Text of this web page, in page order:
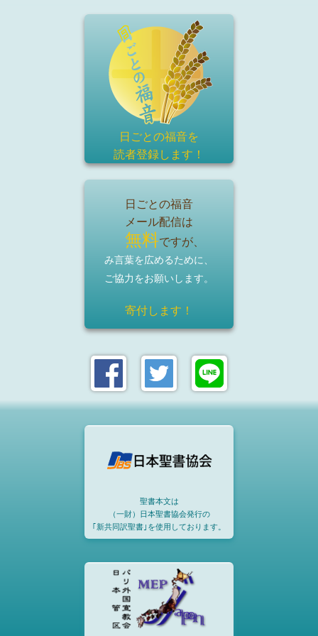
日ごとの福音を
読者登録します！
日ごとの福音
メール配信は
無料ですが、
み言葉を広めるために、
ご協力をお願いします。
寄付します！
聖書本文は
（一財）日本聖書協会発行の
｢新共同訳聖書｣を使用しております。